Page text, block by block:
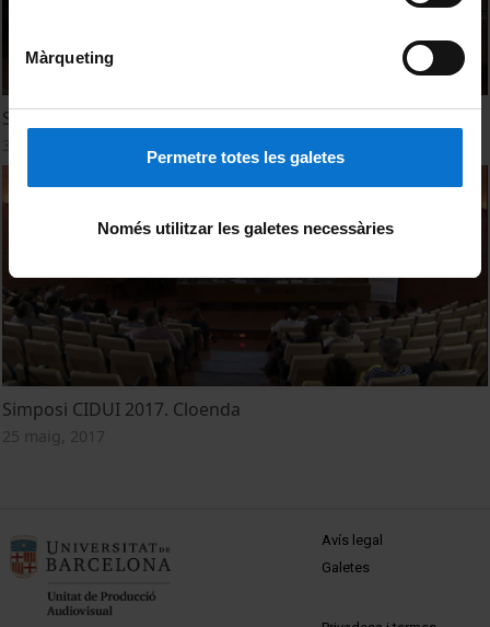
Màrqueting
Permetre totes les galetes
Només utilitzar les galetes necessàries
Simposi CIDUI 2017. Taula d'anàlisi
Simposi CIDUI 2017. Cloenda
25 maig, 2017
MENÚ PEU 1
Avís legal
Galetes